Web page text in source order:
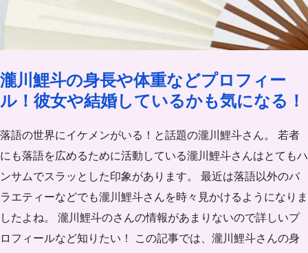
瀧川鯉斗の身長や体重などプロフィー
ル！彼女や結婚しているかも気になる！
落語の世界にイケメンがいる！と話題の瀧川鯉斗さん。 若者
にも落語を広めるために活動している瀧川鯉斗さんはとてもハ
ンサムでスラッとした印象があります。 最近は落語以外のバ
ラエティーなどでも瀧川鯉斗さんを時々見かけるようになりま
したよね。 瀧川鯉斗のさんの情報があまりないので詳しいプ
ロフィールなど知りたい！ この記事では、瀧川鯉斗さんの身